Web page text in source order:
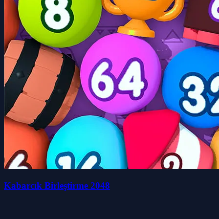
Kabarcık Birleştirme 2048